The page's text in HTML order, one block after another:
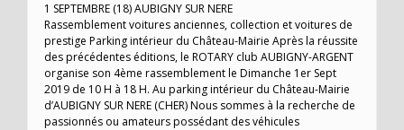
1 SEPTEMBRE (18) AUBIGNY SUR NERE
Rassemblement voitures anciennes, collection et voitures de
prestige Parking intérieur du Château-Mairie Après la réussite
des précédentes éditions, le ROTARY club AUBIGNY-ARGENT
organise son 4ème rassemblement le Dimanche 1er Sept
2019 de 10 H à 18 H. Au parking intérieur du Château-Mairie
d’AUBIGNY SUR NERE (CHER) Nous sommes à la recherche de
passionnés ou amateurs possédant des véhicules